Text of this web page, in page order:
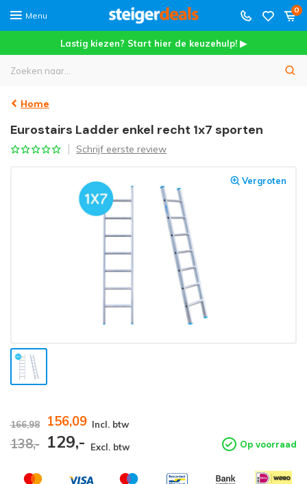
Menu
0
Lastig kiezen? Start hier de keuzehulp! ▶
Home
Eurostairs Ladder enkel recht 1x7 sporten
Schrijf eerste review
Vergroten
166,98 156,09 Incl. btw
138,- 129,- Excl. btw Op voorraad